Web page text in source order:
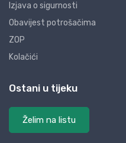
Izjava o sigurnosti
Obavijest potrošačima
ZOP
Kolačići
Ostani u tijeku
Želim na listu